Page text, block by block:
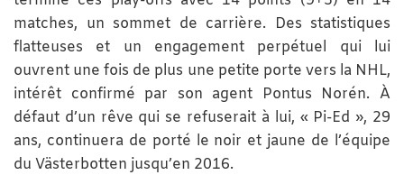
matches, un sommet de carrière. Des statistiques
flatteuses et un engagement perpétuel qui lui
ouvrent une fois de plus une petite porte vers la NHL,
intérêt confirmé par son agent Pontus Norén. À
défaut d’un rêve qui se refuserait à lui, « Pi-Ed », 29
ans, continuera de porté le noir et jaune de l’équipe
du Västerbotten jusqu’en 2016.